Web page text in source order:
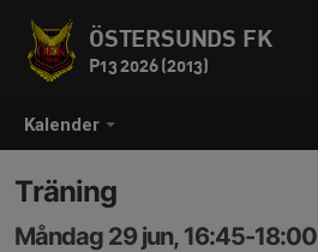
Kalender
ÖSTERSUNDS FK
P13 2026 (2013)
Träning
Måndag 29 jun, 16:45-18:00